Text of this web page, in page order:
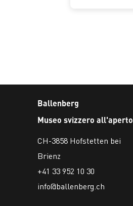
Ballenberg
Museo svizzero all'aperto
CH-3858 Hofstetten bei
Brienz
+41 33 952 10 30
info@ballenberg.ch